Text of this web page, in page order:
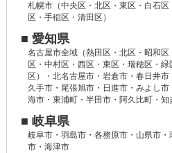
札幌市（中央区・北区・東区・白石区
区・手稲区・清田区）
■ 愛知県
名古屋市全域（熱田区・北区・昭和区
区・中村区・西区・東区・瑞穂区・
区）・北名古屋市・岩倉市・春日井
久手市・尾張旭市・日進市・みよし
海市・東浦町・半田市・阿久比町・
■ 岐阜県
岐阜市・羽島市・各務原市・山県市
市・海津市